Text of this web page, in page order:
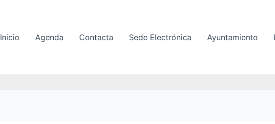
Inicio Agenda Contacta Sede Electrónica Ayuntamiento